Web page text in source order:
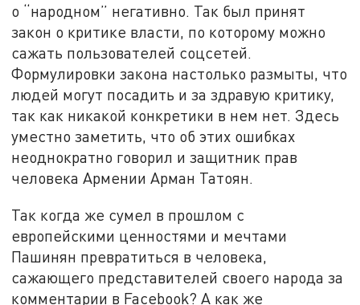
о “народном” негативно. Так был принят
закон о критике власти, по которому можно
сажать пользователей соцсетей.
Формулировки закона настолько размыты, что
людей могут посадить и за здравую критику,
так как никакой конкретики в нем нет. Здесь
уместно заметить, что об этих ошибках
неоднократно говорил и защитник прав
человека Армении Арман Татоян.
Так когда же сумел в прошлом с
европейскими ценностями и мечтами
Пашинян превратиться в человека,
сажающего представителей своего народа за
комментарии в Facebook? А как же